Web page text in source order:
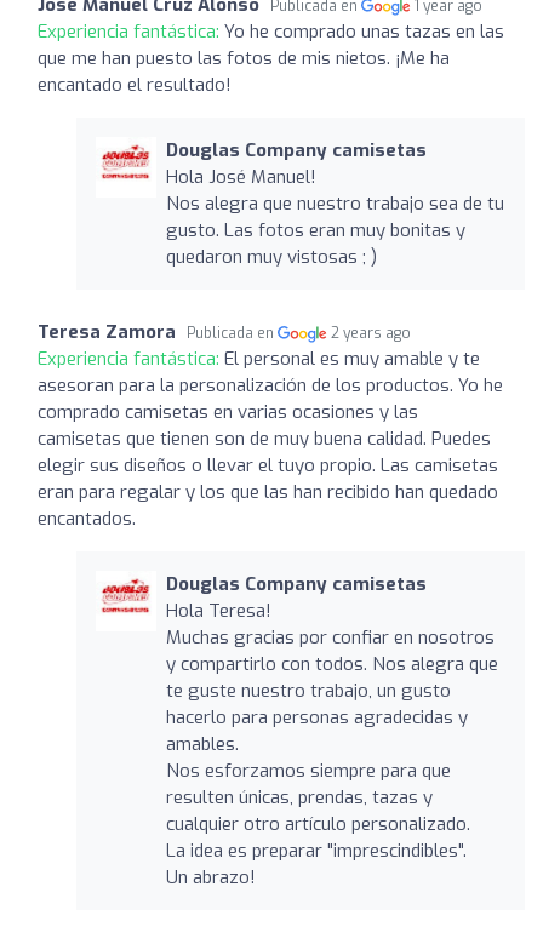
Publicada en 1 year ago
Experiencia fantástica: Yo he comprado unas tazas en las
que me han puesto las fotos de mis nietos. ¡Me ha
encantado el resultado!
Douglas Company camisetas
Hola José Manuel!
Nos alegra que nuestro trabajo sea de tu
gusto. Las fotos eran muy bonitas y
quedaron muy vistosas ; )
Teresa Zamora Publicada en 2 years ago
Experiencia fantástica: El personal es muy amable y te
asesoran para la personalización de los productos. Yo he
comprado camisetas en varias ocasiones y las
camisetas que tienen son de muy buena calidad. Puedes
elegir sus diseños o llevar el tuyo propio. Las camisetas
eran para regalar y los que las han recibido han quedado
encantados.
Douglas Company camisetas
Hola Teresa!
Muchas gracias por confiar en nosotros
y compartirlo con todos. Nos alegra que
te guste nuestro trabajo, un gusto
hacerlo para personas agradecidas y
amables.
Nos esforzamos siempre para que
resulten únicas, prendas, tazas y
cualquier otro artículo personalizado.
La idea es preparar "imprescindibles".
Un abrazo!